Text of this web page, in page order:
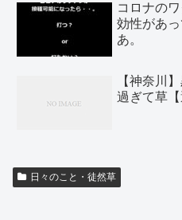
コロナの
効性があ
あ。
【神奈川
過ぎて草【
日々のこと・徒然草